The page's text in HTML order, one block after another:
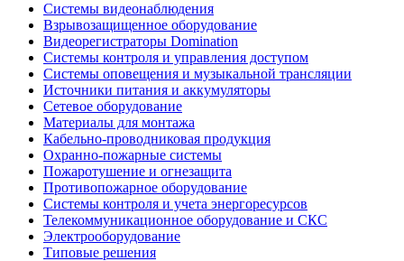
Системы видеонаблюдения
Взрывозащищенное оборудование
Видеорегистраторы Domination
Системы контроля и управления доступом
Системы оповещения и музыкальной трансляции
Источники питания и аккумуляторы
Сетевое оборудование
Материалы для монтажа
Кабельно-проводниковая продукция
Охранно-пожарные системы
Пожаротушение и огнезащита
Противопожарное оборудование
Системы контроля и учета энергоресурсов
Телекоммуникационное оборудование и СКС
Электрооборудование
Типовые решения